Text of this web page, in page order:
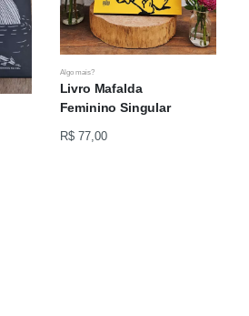
Algo mais?
Livro Mafalda
Feminino Singular
R$ 77,00